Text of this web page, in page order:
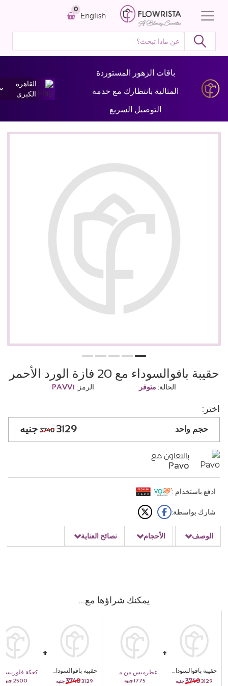
0
English
باقات الزهور المستوردة
المثالية بانتظارك مع خدمة
التوصيل السريع
القاهرة
الكبرى
حقيبة بافوالسوداء مع 20 فازة الورد الأحمر
الحالة:متوفر الرمز:PAVV1
اختر:
حجم واحد 3129
3740
بالتعاون مع
Pavo
ادفع باستخدام :
شارك بواسطة:
الوصف الأحجام نصائح العناية
يمكنك شراؤها مع
حقيبة بافوالسوداء مع 20 فازة الورد الأحمر
3129
3740
عطرميس من مسك ٣٠ مل
1775
حقيبة بافوالسوداء مع 20 فازة الورد الأحمر
3129
3740
2500